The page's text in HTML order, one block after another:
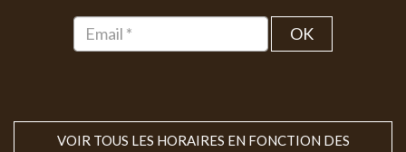
OK
VOIR TOUS LES HORAIRES EN FONCTION DES